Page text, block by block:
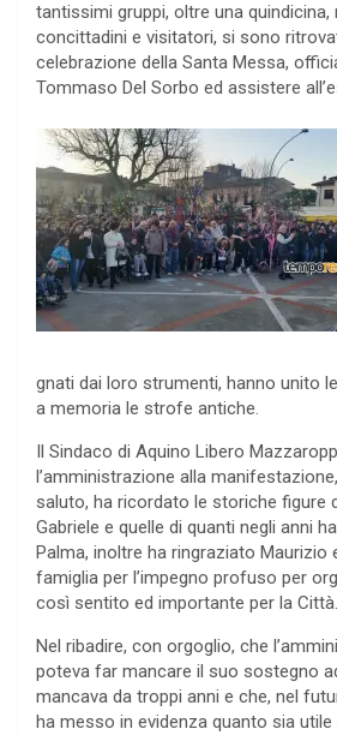
tantissimi gruppi, oltre una
concittadini e visitatori, si sono
celebrazione della Santa Messa,
Tommaso Del Sorbo ed assistere
gnati dai loro strumenti, hanno unito
a memoria le strofe antiche.
Il Sindaco di Aquino Libero
l’amministrazione alla
saluto, ha ricordato le storiche figure
Gabriele e quelle di quanti negli anni
Palma, inoltre ha ringraziato Maurizio
famiglia per l’impegno profuso per
così sentito ed importante per la Città.
Nel ribadire, con orgoglio, che
poteva far mancare il suo sostegno
mancava da troppi anni e che, nel
ha messo in evidenza quanto sia